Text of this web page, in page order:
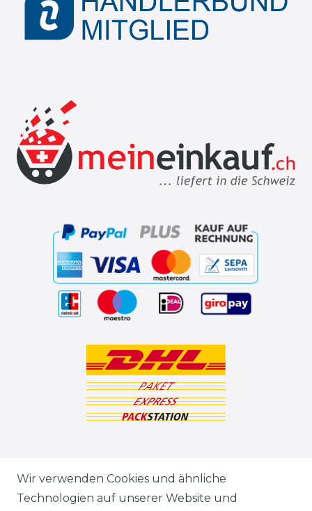
VERSANDARTEN & -KOSTEN
Wir verwenden Cookies und ähnliche
Technologien auf unserer Website und